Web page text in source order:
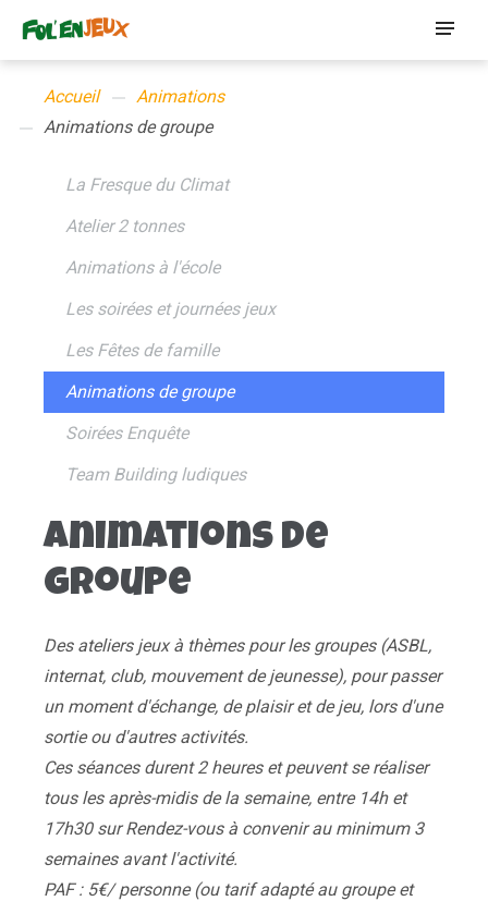
Accueil
Animations
Animations de groupe
Animations de
groupe
Des ateliers jeux à thèmes pour les groupes (ASBL,
internat, club, mouvement de jeunesse), pour passer
un moment d'échange, de plaisir et de jeu, lors d'une
sortie ou d'autres activités.
Ces séances durent 2 heures et peuvent se réaliser
tous les après-midis de la semaine, entre 14h et
17h30 sur Rendez-vous à convenir au minimum 3
semaines avant l'activité.
PAF : 5€/ personne (ou tarif adapté au groupe et
La Fresque du Climat
Atelier 2 tonnes
Animations à l'école
Les soirées et journées jeux
Les Fêtes de famille
Animations de groupe
Soirées Enquête
Team Building ludiques